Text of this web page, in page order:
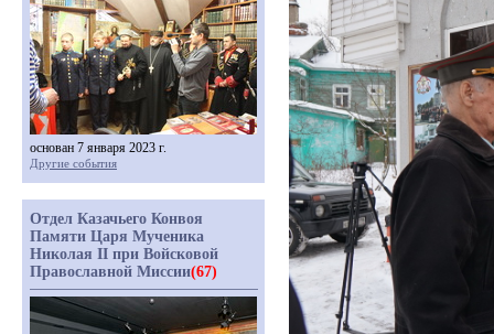
основан 7 января 2023 г.
Другие события
Отдел Казачьего Конвоя
Памяти Царя Мученика
Николая II при Войсковой
Православной Миссии(67)